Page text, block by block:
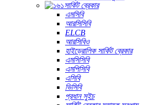
সার্কিট ব্রেকার
এমসিবি
আরসিসিবি
ELCB
আরসিবিও
হাইড্রোলিক সার্কিট ব্রেকার
এমসিসিবি
এমপিসিবি
এসিবি
ভিসিবি
প্রধান সুইচ